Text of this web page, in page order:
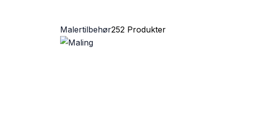
Malertilbehør252 Produkter